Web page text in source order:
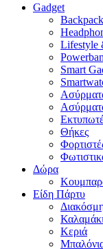
Gadget
Lifestyle
Smart
Θήκες
Δώρα
Είδη Πάρτυ
Κεριά